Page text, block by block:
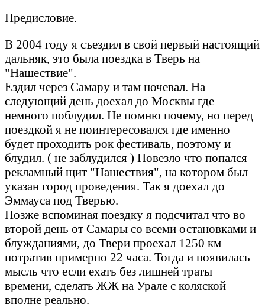
Предисловие.
В 2004 году я съездил в свой первый настоящий
дальняк, это была поездка в Тверь на
"Нашествие".
Ездил через Самару и там ночевал. На
следующий день доехал до Москвы где
немного поблудил. Не помню почему, но перед
поездкой я не поинтересовался где именно
будет проходить рок фестиваль, поэтому и
блудил. ( не заблудился ) Повезло что попался
рекламный щит "Нашествия", на котором был
указан город проведения. Так я доехал до
Эммауса под Тверью.
Позже вспоминая поездку я подсчитал что во
второй день от Самары со всеми остановками и
блужданиями, до Твери проехал 1250 км
потратив примерно 22 часа. Тогда и появилась
мысль что если ехать без лишней траты
времени, сделать ЖЖ на Урале с коляской
вполне реально.